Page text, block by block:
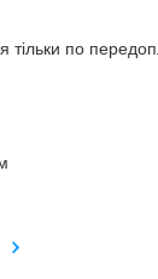
тільки по